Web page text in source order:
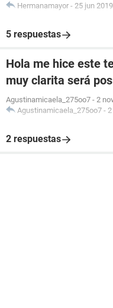
Hermanamayor - 25 jun
5 respuestas
Hola me hice este
muy clarita será
Agustinamicaela_275oo7 - 2
Agustinamicaela_275oo7 -
2 respuestas